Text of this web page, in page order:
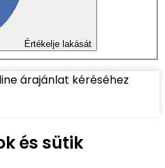
Értékelje lakását
árajánlat kéréséhez
és sütik